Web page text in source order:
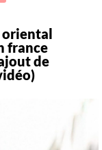
oriental
france
de